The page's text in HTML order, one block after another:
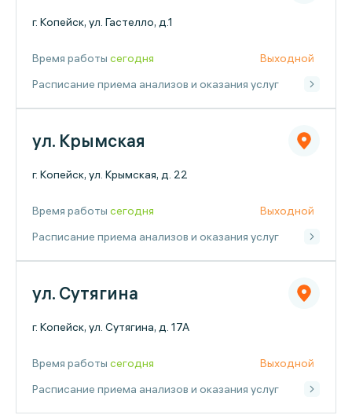
г. Копейск, ул. Гастелло, д.1
Время работы сегодня
Выходной
Расписание приема анализов и оказания услуг
ул. Крымская
г. Копейск, ул. Крымская, д. 22
Время работы сегодня
Выходной
Расписание приема анализов и оказания услуг
ул. Сутягина
г. Копейск, ул. Сутягина, д. 17А
Время работы сегодня
Выходной
Расписание приема анализов и оказания услуг